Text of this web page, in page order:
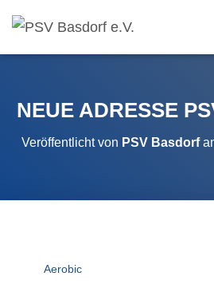
NEUE ADRESSE
Veröffentlicht von PSV Basdorf
Aerobic